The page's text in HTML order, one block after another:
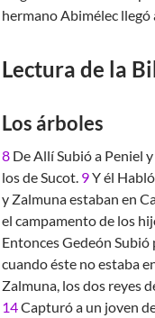
hermano Abimélec
Lectura de la
Los árboles
8 De Allí Subió a Peniel
los de Sucot. 9Y él
y Zalmuna estaban en
el campamento de los
Entonces Gedeón
cuando éste no estaba
Zalmuna, los dos reyes
14Capturó a un joven